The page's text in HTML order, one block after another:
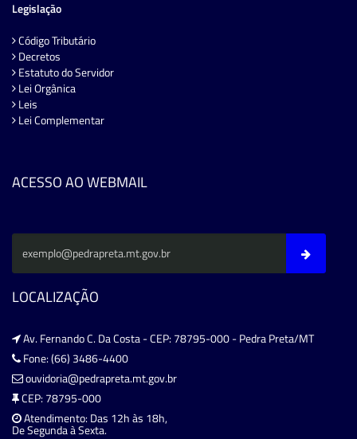
Legislação
Código Tributário
Decretos
Estatuto do Servidor
Lei Orgânica
Leis
Lei Complementar
ACESSO AO WEBMAIL
LOCALIZAÇÃO
Av. Fernando C. Da Costa - CEP: 78795-000 - Pedra Preta/MT
Fone: (66) 3486-4400
ouvidoria@pedrapreta.mt.gov.br
CEP: 78795-000
Atendimento: Das 12h às 18h,
De Segunda à Sexta.